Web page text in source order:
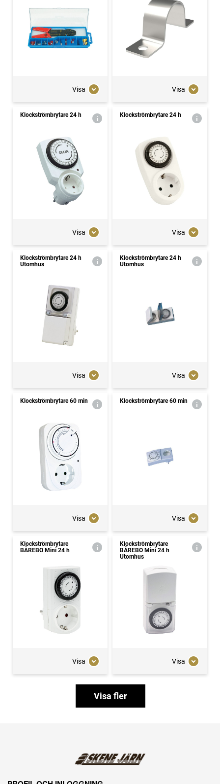
Visa Visa
Klockströmbrytare 24 h
Visa
Klockströmbrytare 24 h
Visa
Klockströmbrytare 24 h
Utomhus
Visa
Klockströmbrytare 24 h
Utomhus
Visa
Klockströmbrytare 60 min
Visa
Klockströmbrytare 60 min
Visa
Klockströmbrytare
BÅREBO Mini 24 h
Visa
Klockströmbrytare
BÅREBO Mini 24 h
Utomhus
Visa
Visa fler